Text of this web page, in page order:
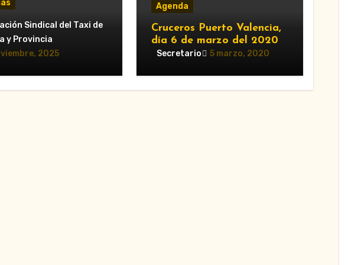
del servicio de
el Gran Premio
2025: horarios y
Sindical del Taxi de
y Provincia
2025
Agenda
Cruceros Puerto Valencia,
día 6 de marzo del 2020
Secretario 5 marzo, 2020